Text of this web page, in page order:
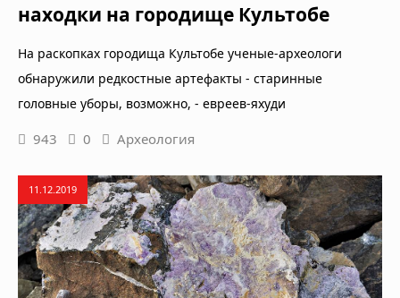
находки на городище Культобе
На раскопках городища Культобе ученые-археологи
обнаружили редкостные артефакты - старинные
головные уборы, возможно, - евреев-яхуди
943 0 Археология
11.12.2019